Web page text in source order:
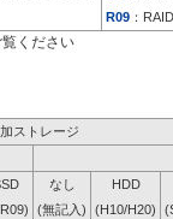
R09 ：
ください
ストレージ
なし HDD
(無記入) (H10/H20)